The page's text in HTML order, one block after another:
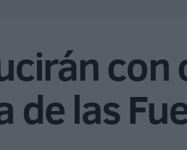
con
de las